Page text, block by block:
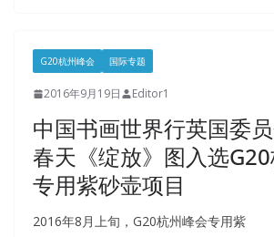
G20杭州峰会 国际专题
2016年9月19日 Editor1
中国书画世界行英国委
春天《绽放》图入选
专用紫砂壶项目
2016年8月上旬，G20杭州峰会专用紫